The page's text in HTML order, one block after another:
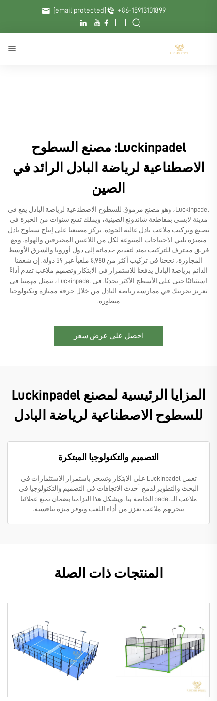
+86-15913101899
[email protected]
Luckinpadel: مصنع السطوح
الاصطناعية لرياضة البادل الرائد في
الصين
Luckinpadel، وهو مصنع مرموق للسطوح الاصطناعية لرياضة البادل يقع في
مدينة لايسي بمقاطعة شاندونغ الصينية، ويملك تسع سنوات من الخبرة في
تصنيع وتركيب ملاعب بادل عالية الجودة. يركز مصنعنا على إنتاج سطوح بادل
متميزة تلبي الاحتياجات المتنوعة لكل من اللاعبين المحترفين والهواة. ومع
فريق محترف للتركيب يمتد لتقديم خدماته إلى دول أوروبا والشرق الأوسط
المجاورة، نجحنا في تركيب أكثر من 8,980 ملعباً عبر 59 دولة. إن شغفنا
الدائم برياضة البادل يدفعنا للاستمرار في الابتكار وتصميم ملاعب تقدم أداءً
استثنائيًا حتى على الأسطح الأكثر تحديًا. في Luckinpadel، تتمثل مهمتنا في
تعزيز تجربتك في ممارسة رياضة البادل من خلال حرفة ممتازة وتكنولوجيا
متطورة.
احصل على عرض سعر
المزايا الرئيسية لمصنع Luckinpadel
للسطوح الاصطناعية لرياضة البادل
التصميم والتكنولوجيا المبتكرة
تعمل Luckinpadel على الابتكار وتسخر باستمرار الاستثمارات في
البحث والتطوير لدمج أحدث الاتجاهات في التصميم والتكنولوجيا في
ملاعب الـ padel الخاصة بنا. ويشكل هذا التزامنا بضمان تمتع عملائنا
بتجربهم ملاعب تعزز من أداء اللعب وتوفر ميزة تنافسية.
المنتجات ذات الصلة